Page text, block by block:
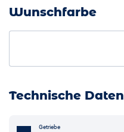
Wunschfarbe
Technische Daten
Getriebe